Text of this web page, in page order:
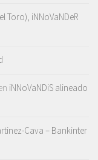
Toro), iNNoVaNDeR
iNNoVaNDiS alineado
Cava – Bankinter